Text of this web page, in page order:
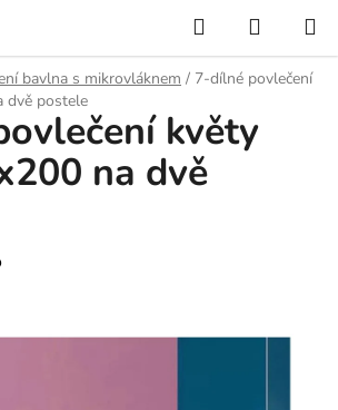
Hledat
KOŠÍK
bavlna s mikrovláknem / 7-dílné povlečení
dvě postele
květy
na dvě